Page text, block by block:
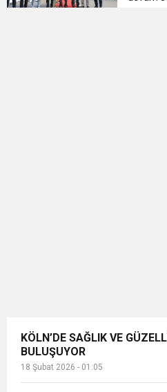
KÖLN’DE SAĞLIK VE
BULUŞUYOR
18 Şubat 2026 - 01:05